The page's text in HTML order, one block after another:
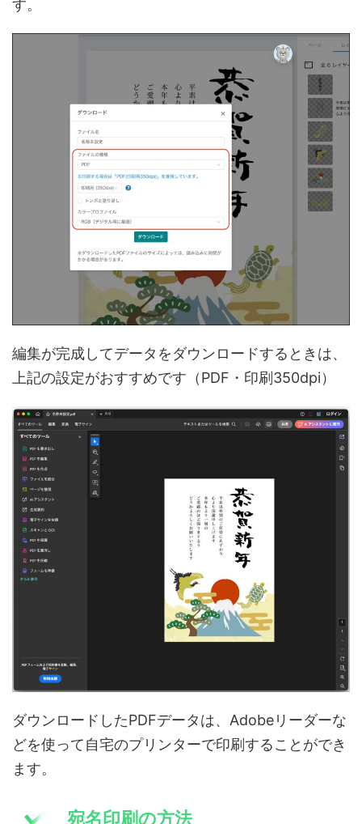
す。
編集が完成してデータをダウンロードするときは、
上記の設定がおすすめです（PDF・印刷350dpi）
ダウンロードしたPDFデータは、Adobeリーダーな
どを使って自宅のプリンターで印刷することができ
ます。
宛名印刷の方法